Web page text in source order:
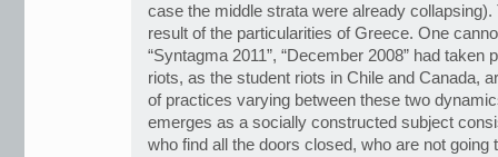
case the middle strata were already
result of the particularities of Greece. One
“Syntagma 2011”, “December 2008” had taken
riots, as the student riots in Chile and Canada,
of practices varying between these two
emerges as a socially constructed subject
who find all the doors closed, who are not going